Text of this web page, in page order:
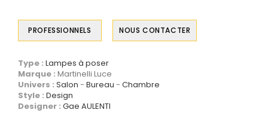
PROFESSIONNELS NOUS CONTACTER
Type : Lampes à poser
Marque : Martinelli Luce
Univers : Salon Bureau
Chambre
Style : Design
Designer : Gae AULENTI